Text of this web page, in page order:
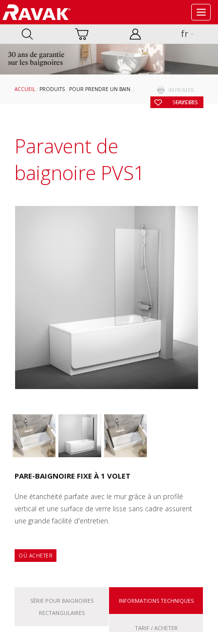
fr
IMPRIMER
SOUS LES FAVORIS
ACCUEIL : PRODUITS : POUR PRENDRE UN BAIN PARAVENTS DE BAIGNOIRE ET
Paravent de
baignoire PVS1
PARE-BAIGNOIRE FIXE À 1 VOLET
Une étanchéité parfaite avec le mur grâce à un profilé
vertical et une surface de verre lisse sans cadre assurent
une grande facilité d'entretien.
OÙ ACHETER
SÉRIE POUR BAIGNOIRES
RECTANGULAIRES
INFORMATIONS TECHNIQUES
TARIF / ACHETER